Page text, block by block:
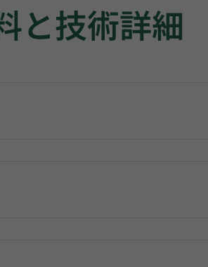
と技術詳細